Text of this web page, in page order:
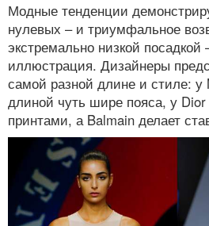
Модные тенденции
нулевых – и триумфальное
экстремально низкой посадкой
иллюстрация. Дизайнеры
самой разной длине и стиле:
длиной чуть шире пояса, у Dior
принтами, а Balmain делает